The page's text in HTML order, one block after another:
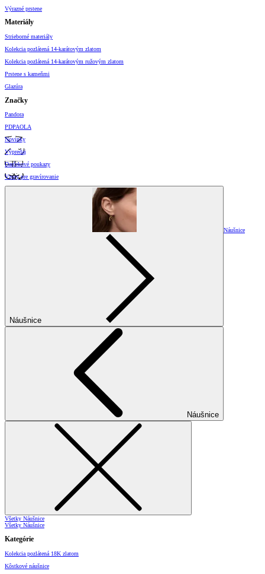
Výrazné prstene
Materiály
Strieborné materiály
Kolekcia pozlátená 14-karátovým zlatom
Kolekcia pozlátená 14-karátovým ružovým zlatom
Prstene s kameňmi
Glazúra
Značky
Pandora
PDPAOLA
Novinky
Výpredaj
Darčekové poukazy
Vzory pre gravírovanie
Náušnice
Náušnice
Náušnice
Všetky Náušnice
Všetky Náušnice
Kategórie
Kolekcia pozlátená 18K zlatom
Kôstkové náušnice